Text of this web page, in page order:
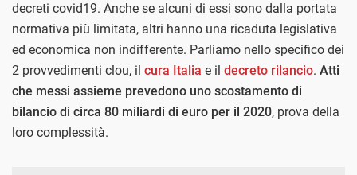
decreti covid19. Anche se alcuni di essi sono dalla portata
normativa più limitata, altri hanno una ricaduta legislativa
ed economica non indifferente. Parliamo nello specifico dei
2 provvedimenti clou, il cura Italia e il decreto rilancio. Atti
che messi assieme prevedono uno scostamento di
bilancio di circa 80 miliardi di euro per il 2020, prova della
loro complessità.